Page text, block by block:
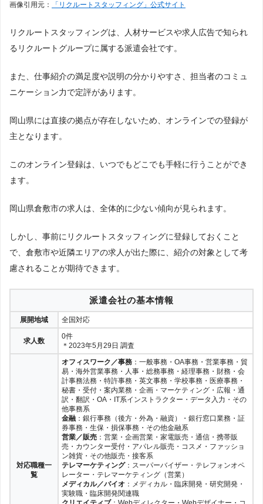
画像引用元： 「リクルートスタッフィング」公式サイト
リクルートスタッフィングは、人材サービスや求人広告で知られ
るリクルートグループに属する派遣会社です。
また、仕事紹介の満足度や説明の分かりやすさ、担当者のコミュ
ニケーション力で定評があります。
岡山県には直接の拠点が存在しないため、オンラインでの登録が
主となります。
このオンライン登録は、いつでもどこでも手軽に行うことができ
ます。
岡山県倉敷市の求人は、全体的に少ない傾向が見られます。
しかし、事前にリクルートスタッフィングに登録しておくこと
で、倉敷市や近隣エリアの求人が出た際に、紹介の対象として考
慮されることが期待できます。
派遣会社の基本情報
展開地域 全国対応
求人数
0件
＊2023年5月29日 調査
対応職種一
覧
オフィスワーク／事務 ：一般事務・OA事務・営業事務・貿
易・海外営業事務・人事・総務事務・経理事務・財務・会
計事務法務・特許事務・英文事務・学校事務・医療事務・
秘書・受付・案内業務・企画・マーケティング・広報・通
訳・翻訳・OA・IT系インストラクター・データ入力・その
他事務系
金融 ：銀行事務（後方・外為・融資）・銀行窓口業務・証
券事務・生保・損保事務・その他金融系
営業／販売 ：営業・企画営業・家電販売・通信・携帯販
売・カウンター受付・アパレル販売・コスメ・ファッショ
ン雑貨・その他販売・接客系
テレマーケティング：スーパーバイザー・テレフォンオペ
レーター・テレマーケティング（営業）
メディカル／バイオ ：メディカル・臨床開発・研究開発・
実験職・臨床開発関連職